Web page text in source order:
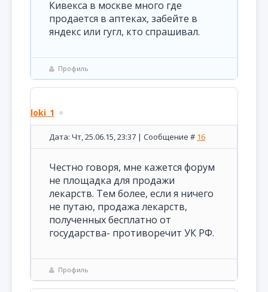
Кивекса в москве много где
продается в аптеках, забейте в
яндекс или гугл, кто спрашивал.
Профиль
loki_1
Дата: Чт, 25.06.15, 23:37 | Сообщение # 16
Честно говоря, мне кажется форум
не площадка для продажи
лекарств. Тем более, если я ничего
не путаю, продажа лекарств,
полученных бесплатно от
государства- противоречит УК РФ.
Профиль